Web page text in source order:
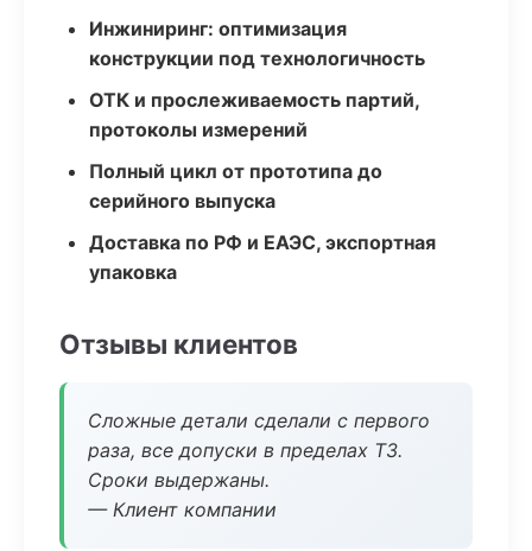
Инжиниринг: оптимизация
конструкции под технологичность
ОТК и прослеживаемость партий,
протоколы измерений
Полный цикл от прототипа до
серийного выпуска
Доставка по РФ и ЕАЭС, экспортная
упаковка
Отзывы клиентов
Сложные детали сделали с первого
раза, все допуски в пределах ТЗ.
Сроки выдержаны.
— Клиент компании